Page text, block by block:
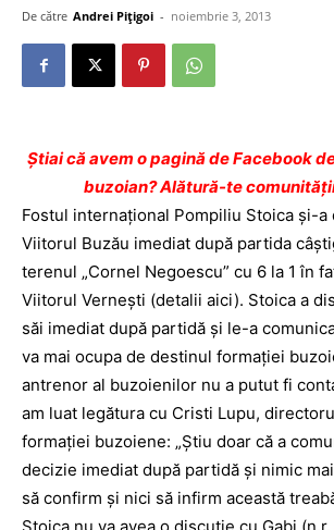
De către Andrei Pițigoi - noiembrie 3, 2013
Ştiai că avem o pagină de Facebook
buzoian? Alătură-te
Fostul internaţional Pompiliu Stoica şi-a
Viitorul Buzău imediat după partida
terenul „Cornel Negoescu” cu 6 la 1 în
Viitorul Verneşti (detalii aici). Stoica a
săi imediat după partidă şi le-a
va mai ocupa de destinul formaţiei
antrenor al buzoienilor nu a putut fi
am luat legătura cu Cristi Lupu,
formaţiei buzoiene: „Ştiu doar că a
decizie imediat după partidă şi nimic
să confirm şi nici să infirm această